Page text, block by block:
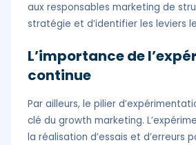
aux responsables marketing de
stratégie et d’identifier les leviers
L’importance de
continue
Par ailleurs, le pilier
clé du growth marketing.
la réalisation d’essais et d’erreurs